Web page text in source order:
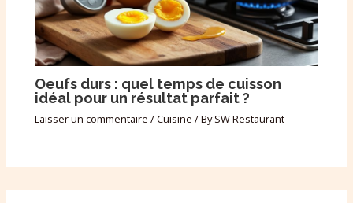
Oeufs durs : quel temps de cuisson
idéal pour un résultat parfait ?
Laisser un commentaire /Cuisine / BySW Restaurant